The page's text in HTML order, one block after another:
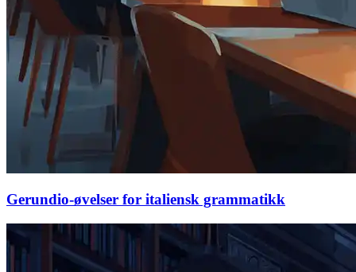
Gerundio-øvelser for italiensk grammatikk